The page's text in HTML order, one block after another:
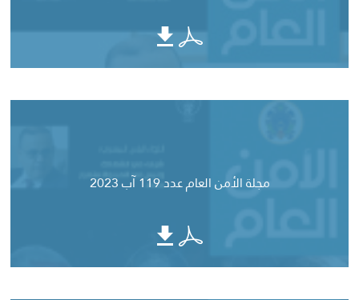
مجلة الأمن العام عدد 119 آب 2023